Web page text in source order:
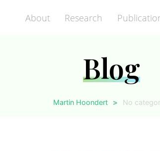
About Research
Blog
Martin Hoondert > No